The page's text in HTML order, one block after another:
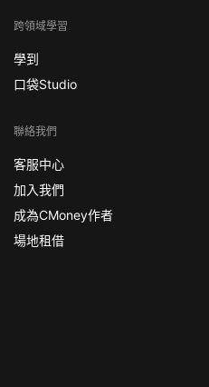
跨領域學習
學到
口袋Studio
聯絡我們
客服中心
加入我們
成為CMoney作者
場地租借